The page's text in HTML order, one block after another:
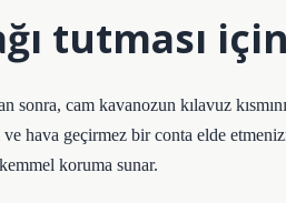
tutması
sonra, cam kavanozun kılavuz
hava geçirmez bir conta elde
koruma sunar.